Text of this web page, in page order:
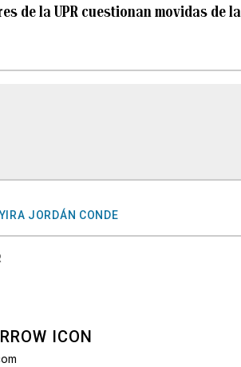
de la UPR cuestionan movidas de la
JORDÁN CONDE